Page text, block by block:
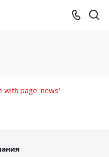
with page 'news'